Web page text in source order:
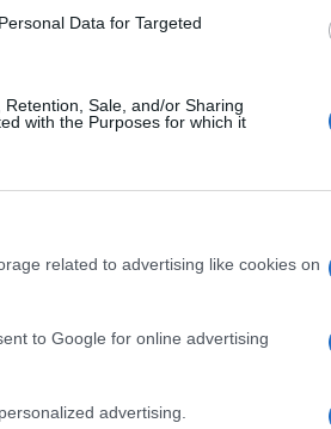
Data for Targeted
Sale, and/or Sharing
with the Purposes for which it
related to advertising like cookies on
to Google for online advertising
advertising.